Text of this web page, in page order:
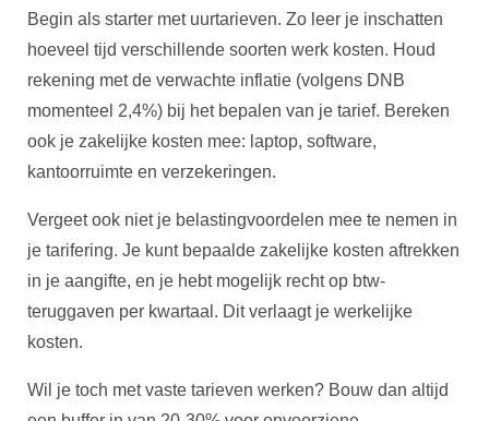
Begin als starter met uurtarieven. Zo leer je inschatten
hoeveel tijd verschillende soorten werk kosten. Houd
rekening met de verwachte inflatie (volgens DNB
momenteel 2,4%) bij het bepalen van je tarief. Bereken
ook je zakelijke kosten mee: laptop, software,
kantoorruimte en verzekeringen.
Vergeet ook niet je belastingvoordelen mee te nemen in
je tarifering. Je kunt bepaalde zakelijke kosten aftrekken
in je aangifte, en je hebt mogelijk recht op btw-
teruggaven per kwartaal. Dit verlaagt je werkelijke
kosten.
Wil je toch met vaste tarieven werken? Bouw dan altijd